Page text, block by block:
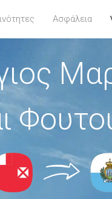
Ασφάλεια